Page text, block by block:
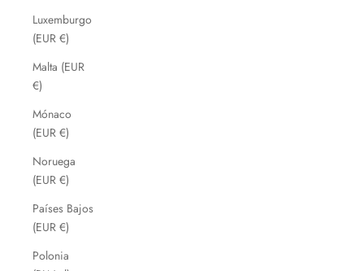
Luxemburgo
(EUR €)
Malta (EUR
€)
Mónaco
(EUR €)
Noruega
(EUR €)
Países Bajos
(EUR €)
Polonia